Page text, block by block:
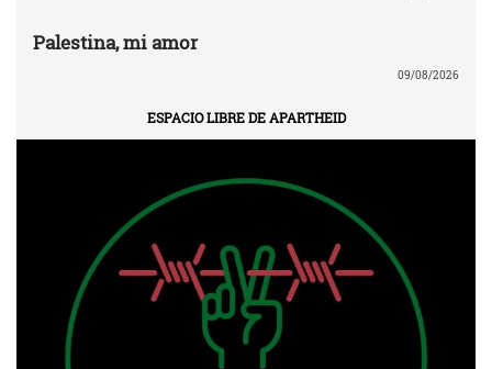
Palestina, mi amor
09/08/2026
ESPACIO LIBRE DE APARTHEID